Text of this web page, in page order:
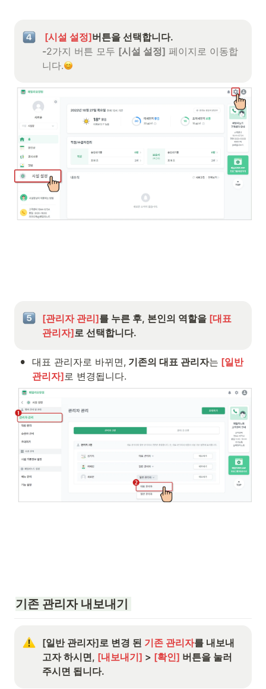
[시설 설정]
-2가지 버튼 모두 [시설 설정] 페이지로 이동합
니다.
[관리자 관리]를 누른 후, 본인의 역할을 [대표
관리자]로 선택합니다.
• 대표 관리자로 바뀌면, 기존의 대표 관리자는 [일반
관리자] 로 변경됩니다.
기존 관리자 내보내기
[일반 관리자]로 변경 된 기존 관리자를 내보내
고자 하시면, [내보내기] > [확인] 버튼을 눌러
주시면 됩니다.